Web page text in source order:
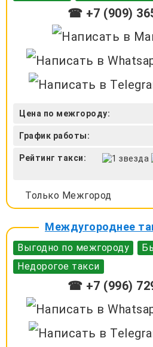
☎ +7 (909)
Цена по межгороду:
График работы:
Рейтинг такси:
Только Межгород
Междугороднее
Выгодно по межгороду
Недорогое такси
☎ +7 (996)